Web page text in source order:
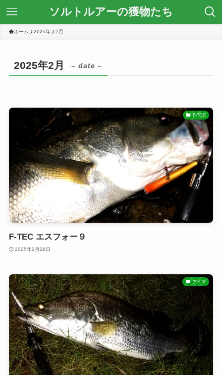
ソルトルアーの獲物たち
ホーム 2025年 2月
2025年2月 – date –
F-TEC
F-TEC エスフォー９
2025年2月28日
アイマ